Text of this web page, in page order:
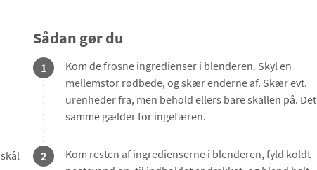
Sådan gør du
1
Kom de frosne ingredienser i blenderen. Skyl en
mellemstor rødbede, og skær enderne af. Skær evt.
urenheder fra, men behold ellers bare skallen på. Det
samme gælder for ingefæren.
2
Kom resten af ingredienserne i blenderen, fyld koldt